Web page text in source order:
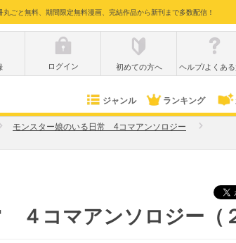
ごと無料、期間限定無料漫画、完結作品から新刊まで多数配信！
ログイン 初めての方へ ヘルプ/よくあ
ジャンル ランキング
モンスター娘のいる日常 4コマアンソロジー
４コマアンソロジー（